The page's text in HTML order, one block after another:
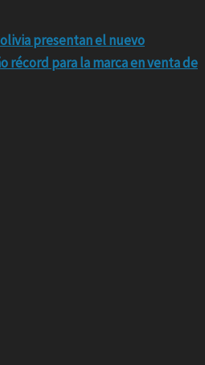
presentan el nuevo
récord para la marca en venta de